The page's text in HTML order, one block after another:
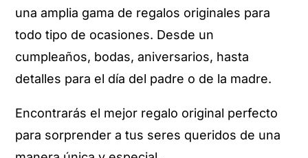
una amplia gama de regalos originales para
todo tipo de ocasiones. Desde un
cumpleaños, bodas, aniversarios, hasta
detalles para el día del padre o de la madre.
Encontrarás el mejor regalo original perfecto
para sorprender a tus seres queridos de una